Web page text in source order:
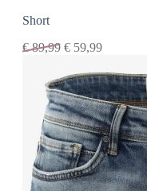
Short
€89,99 € 59,99